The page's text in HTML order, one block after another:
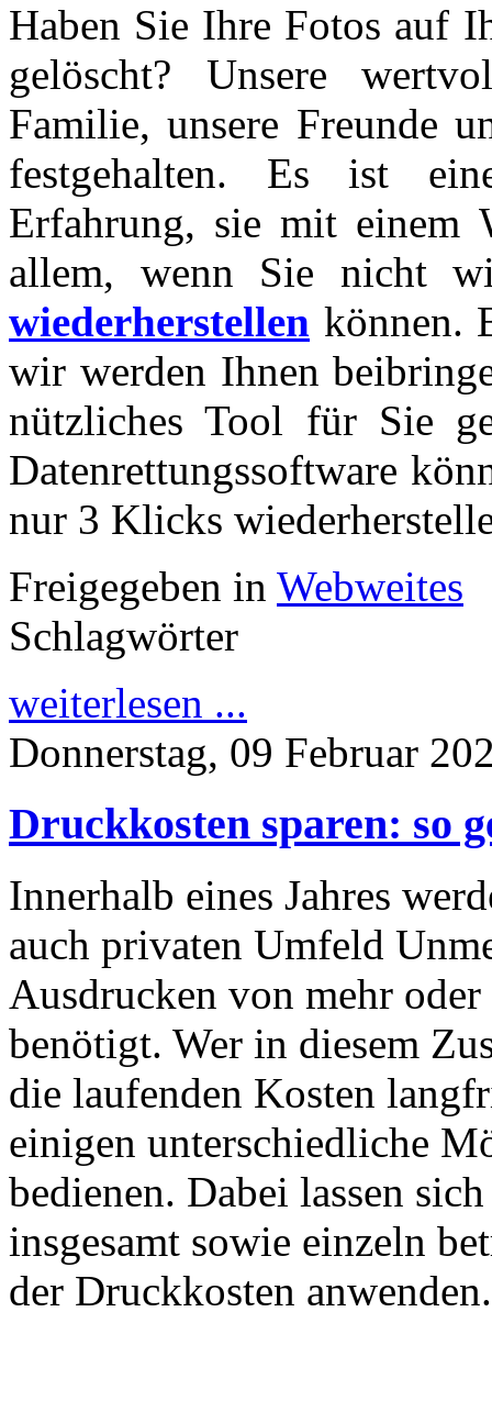
Haben Sie Ihre Fotos auf
gelöscht? Unsere
Familie, unsere Freunde
festgehalten. Es ist
Erfahrung, sie mit einem
allem, wenn Sie nicht
wiederherstellen können.
wir werden Ihnen
nützliches Tool für Sie
Datenrettungssoftware
nur 3 Klicks
Freigegeben in Webweites
Schlagwörter
weiterlesen ...
Donnerstag, 09 Februar
Druckkosten sparen: so
Innerhalb eines Jahres
auch privaten Umfeld
Ausdrucken von mehr
benötigt. Wer in diesem
die laufenden Kosten
einigen unterschiedliche
bedienen. Dabei lassen
insgesamt sowie einzeln
der Druckkosten anwenden.